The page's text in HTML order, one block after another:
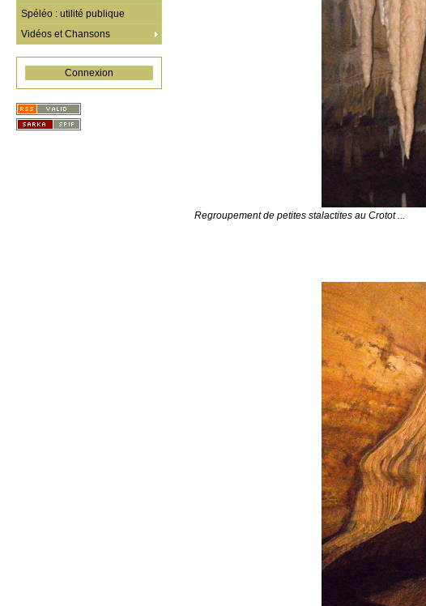
Regroupement de petites stalactites au Crotot ...
Spéléo : utilité publique
Vidéos et Chansons
Connexion